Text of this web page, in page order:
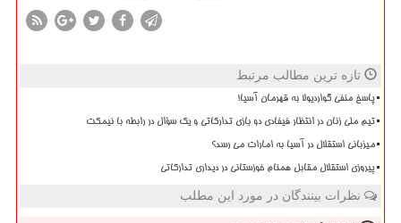
تازه ترین مطالب مرتبط
پاسخ منفی گواردیولا به قهرمان آسیا!
تیم ملی زنان در انتظار فیفادی دو بازی تدارکاتی و یک سؤال در رابطه با نیمکت
میزبانی استقلال در آسیا به امارات می رسد؟
پیروزی استقلال مقابل همنام خوزستانی در دیداری تدارکاتی
نظرات بینندگان در مورد این مطلب